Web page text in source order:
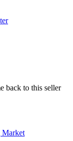
back to this seller
Market